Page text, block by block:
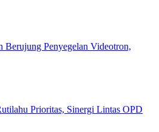
Berujung Penyegelan Videotron,
Prioritas, Sinergi Lintas OPD